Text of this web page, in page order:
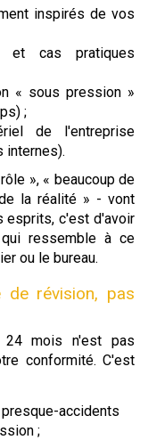
inspirés de vos
et cas pratiques
« sous pression »
;
de l'entreprise
internes).
», « beaucoup de
la réalité » - vont
esprits, c'est d'avoir
ressemble à ce
ou le bureau.
révision, pas
mois n'est pas
conformité. C'est
accidents
;